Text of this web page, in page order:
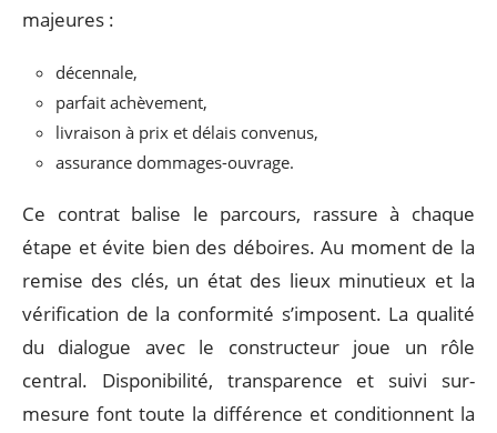
majeures :
décennale,
parfait achèvement,
livraison à prix et délais convenus,
assurance dommages-ouvrage.
Ce contrat balise le parcours, rassure à chaque
étape et évite bien des déboires. Au moment de la
remise des clés, un état des lieux minutieux et la
vérification de la conformité s’imposent. La qualité
du dialogue avec le constructeur joue un rôle
central. Disponibilité, transparence et suivi sur-
mesure font toute la différence et conditionnent la